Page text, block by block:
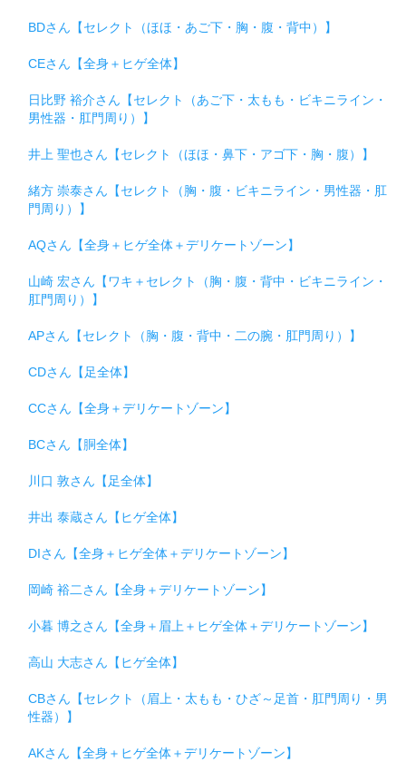
BDさん【セレクト（ほほ・あご下・胸・腹・背中）】
CEさん【全身＋ヒゲ全体】
日比野 裕介さん【セレクト（あご下・太もも・ビキニライン・
男性器・肛門周り）】
井上 聖也さん【セレクト（ほほ・鼻下・アゴ下・胸・腹）】
緒方 崇泰さん【セレクト（胸・腹・ビキニライン・男性器・肛
門周り）】
AQさん【全身＋ヒゲ全体＋デリケートゾーン】
山崎 宏さん【ワキ＋セレクト（胸・腹・背中・ビキニライン・
肛門周り）】
APさん【セレクト（胸・腹・背中・二の腕・肛門周り）】
CDさん【足全体】
CCさん【全身＋デリケートゾーン】
BCさん【胴全体】
川口 敦さん【足全体】
井出 泰蔵さん【ヒゲ全体】
DIさん【全身＋ヒゲ全体＋デリケートゾーン】
岡崎 裕二さん【全身＋デリケートゾーン】
小暮 博之さん【全身＋眉上＋ヒゲ全体＋デリケートゾーン】
高山 大志さん【ヒゲ全体】
CBさん【セレクト（眉上・太もも・ひざ～足首・肛門周り・男
性器）】
AKさん【全身＋ヒゲ全体＋デリケートゾーン】